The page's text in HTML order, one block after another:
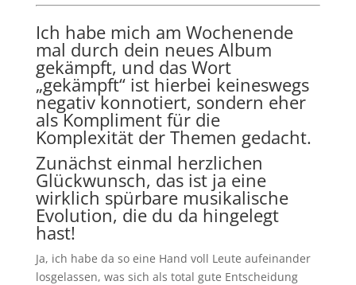
Ich habe mich am Wochenende
mal durch dein neues Album
gekämpft, und das Wort
„gekämpft“ ist hierbei keineswegs
negativ konnotiert, sondern eher
als Kompliment für die
Komplexität der Themen gedacht.
Zunächst einmal herzlichen
Glückwunsch, das ist ja eine
wirklich spürbare musikalische
Evolution, die du da hingelegt
hast!
Ja, ich habe da so eine Hand voll Leute aufeinander
losgelassen, was sich als total gute Entscheidung